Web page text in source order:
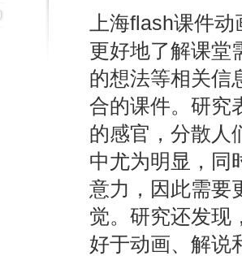
上海flash课件
更好地了解课堂
的想法等相关信
合的课件。研究
的感官，分散人
中尤为明显，同
意力，因此需要
觉。研究还发现
好于动画、解说